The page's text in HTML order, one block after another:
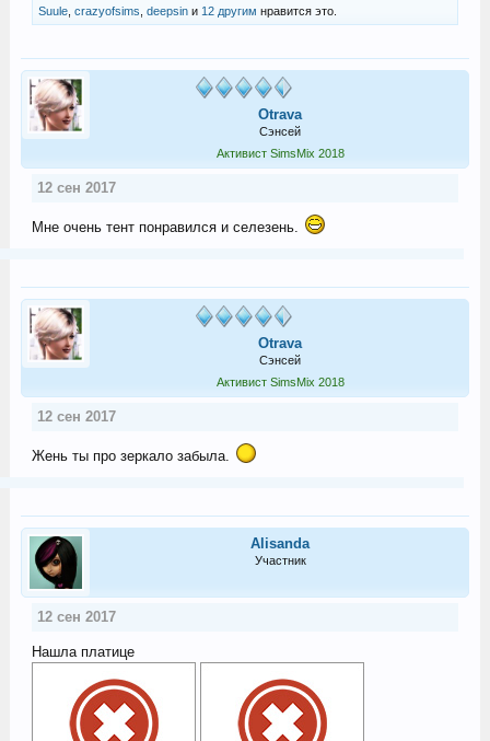
Suule, crazyofsims deepsinи 12 другим нравится это.
Otrava
Сэнсей
Активист SimsMix 2018
12 сен 2017
Мне очень тент понравился и селезень.
Otrava
Сэнсей
Активист SimsMix 2018
12 сен 2017
Жень ты про зеркало забыла.
Alisanda
Участник
12 сен 2017
Нашла платице